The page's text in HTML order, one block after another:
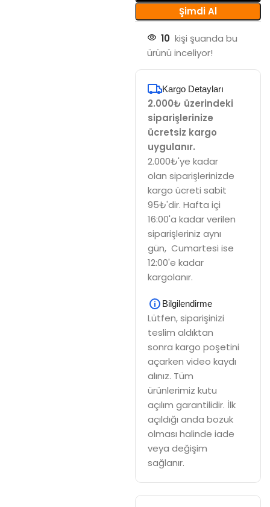
Şimdi Al
10 kişi şuanda bu
ürünü inceliyor!
Kargo Detayları
2.000₺ üzerindeki
siparişlerinize
ücretsiz kargo
uygulanır.
2.000₺'ye kadar
olan siparişlerinizde
kargo ücreti sabit
95₺'dir. Hafta içi
16:00'a kadar verilen
siparişleriniz aynı
gün, Cumartesi ise
12:00'e kadar
kargolanır.
Bilgilendirme
Lütfen, siparişinizi
teslim aldıktan
sonra kargo poşetini
açarken video kaydı
alınız. Tüm
ürünlerimiz kutu
açılım garantilidir. İlk
açıldığı anda bozuk
olması halinde iade
veya değişim
sağlanır.